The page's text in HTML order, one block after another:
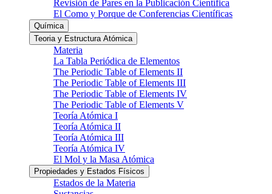
Revisión de Pares en la Publicación Científica
El Como y Porque de Conferencias Científicas
Química
Teoria y Estructura Atómica
Materia
La Tabla Periódica de Elementos
The Periodic Table of Elements II
The Periodic Table of Elements III
The Periodic Table of Elements IV
The Periodic Table of Elements V
Teoría Atómica I
Teoría Atómica II
Teoría Atómica III
Teoría Atómica IV
El Mol y la Masa Atómica
Propiedades y Estados Físicos
Estados de la Materia